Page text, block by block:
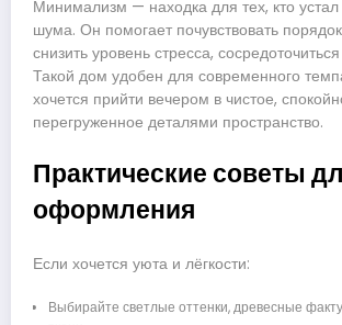
Минимализм — находка для тех, кто устал
шума. Он помогает почувствовать
снизить уровень стресса,
Такой дом удобен для современного
хочется прийти вечером в чистое,
перегруженное деталями пространство.
Практические советы
оформления
Если хочется уюта и лёгкости:
Выбирайте светлые оттенки, древесные